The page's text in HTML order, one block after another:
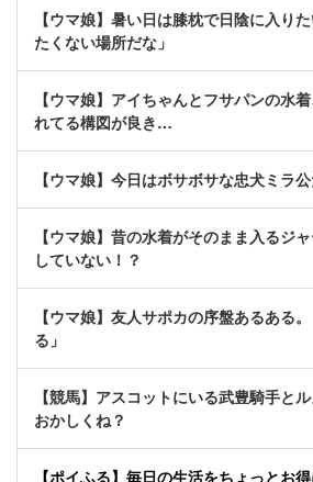
【ウマ娘】暑い日は膝枕で日陰に入り
たくない場所だな」
【ウマ娘】アイちゃんとフサパンの水
れてる構図が良き…
【ウマ娘】今日はボサボサな忠犬ミラ
【ウマ娘】昔の水着がそのまま入るジ
していない！？
【ウマ娘】友人サポカの序盤あるある
る」
【競馬】アスコットにいる武豊騎手と
おかしくね？
【ポイふる】毎日の生活をちょっとお